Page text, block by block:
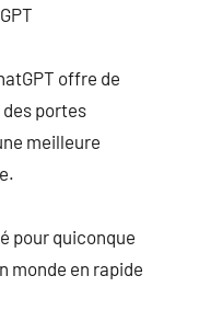
offre de
portes
meilleure
pour quiconque
monde en rapide